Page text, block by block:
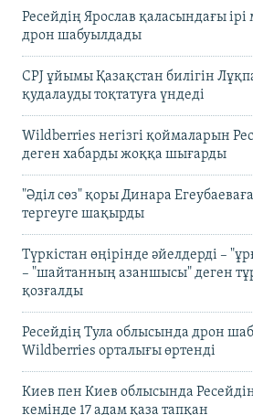
Ресейдің Ярослав қаласындағы
дрон шабуылдады
CPJ ұйымы Қазақстан билігін
қудалауды тоқтатуға үндеді
Wildberries негізгі қоймаларын
деген хабарды жоққа шығарды
"Әділ сөз" қоры Динара
тергеуге шақырды
Түркістан өңірінде әйелдерді –
– "шайтанның азаншысы" деген
қозғалды
Ресейдің Тула облысында дрон
Wildberries орталығы өртенді
Киев пен Киев облысында
кемінде 17 адам қаза тапқан